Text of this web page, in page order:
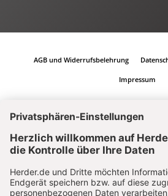
AGB und Widerrufsbelehrung
Impressum
Vertrag widerrufen